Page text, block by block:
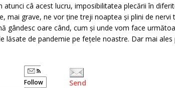
atunci câ acest lucru, imposibilitatea plecării în
mai grave, ne vor ține treji noaptea și plini de nervi
gândesc oare când, cum și unde vom face
lăsate de pandemie pe fețele noastre. Dar mai ales
Follow Send